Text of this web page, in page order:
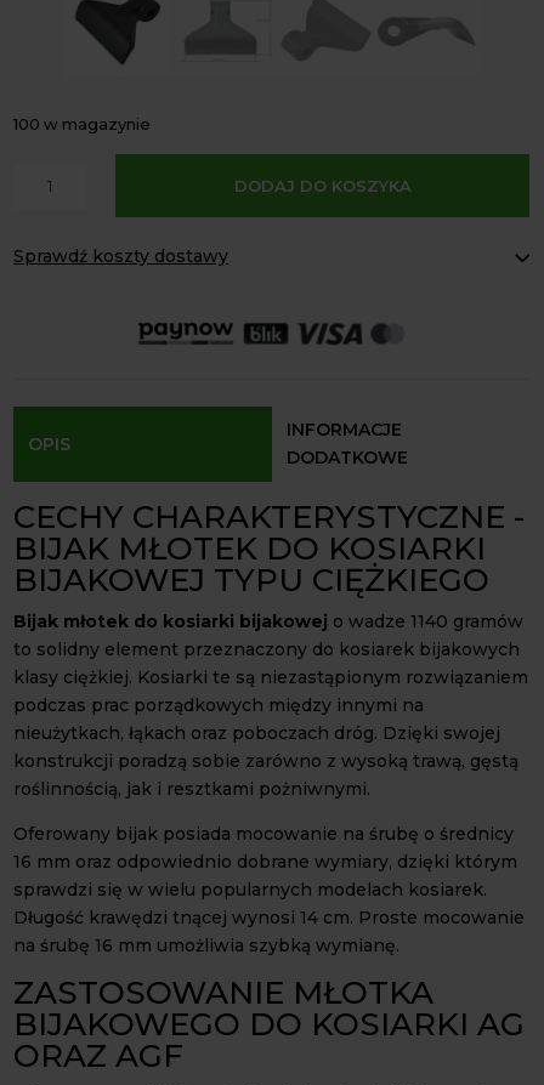
100 w magazynie
do
DODAJ DO KOSZYKA
t
e
Sprawdź koszty dostawy
Odbiór osobisty:Oblekoń 156a, 28-133 Pacanów
OPIS
INFORMACJE
DODATKOWE
CECHY CHARAKTERYSTYCZNE -
BIJAK MŁOTEK DO KOSIARKI
BIJAKOWEJ TYPU CIĘŻKIEGO
Bijak młotek do kosiarki bijakowej o wadze 1140 gramów
to solidny element przeznaczony do kosiarek bijakowych
klasy ciężkiej. Kosiarki te są niezastąpionym rozwiązaniem
podczas prac porządkowych między innymi na
nieużytkach, łąkach oraz poboczach dróg. Dzięki swojej
konstrukcji poradzą sobie zarówno z wysoką trawą, gęstą
roślinnością, jak i resztkami pożniwnymi.
Oferowany bijak posiada mocowanie na śrubę o średnicy
16 mm oraz odpowiednio dobrane wymiary, dzięki którym
sprawdzi się w wielu popularnych modelach kosiarek.
Długość krawędzi tnącej wynosi 14 cm. Proste mocowanie
na śrubę 16 mm umożliwia szybką wymianę.
ZASTOSOWANIE MŁOTKA
BIJAKOWEGO DO KOSIARKI AG
ORAZ AGF